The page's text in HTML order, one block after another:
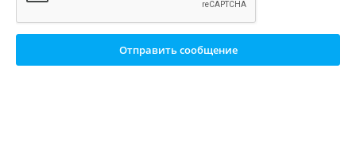
Отправить сообщение